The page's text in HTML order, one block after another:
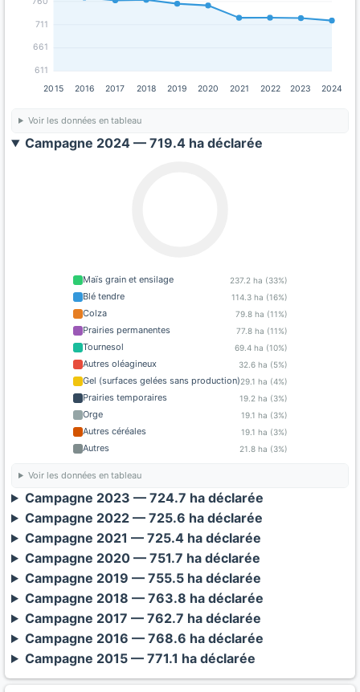
611
661
711
2015 2016 2017 2018 2019 2020 2021 2022 2023 2024
Voir les données en tableau
Campagne 2024 — 719.4 ha déclarée
Maïs grain et ensilage 237.2 ha (33%)
Blé tendre 114.3 ha (16%)
Colza 79.8 ha (11%)
Prairies permanentes 77.8 ha (11%)
Tournesol 69.4 ha (10%)
Autres oléagineux 32.6 ha (5%)
Gel (surfaces gelées sans production)29.1 ha (4%)
Prairies temporaires 19.2 ha (3%)
Orge 19.1 ha (3%)
Autres céréales 19.1 ha (3%)
Autres 21.8 ha (3%)
Voir les données en tableau
Campagne 2023 — 724.7 ha déclarée
Campagne 2022 — 725.6 ha déclarée
Campagne 2021 — 725.4 ha déclarée
Campagne 2020 — 751.7 ha déclarée
Campagne 2019 — 755.5 ha déclarée
Campagne 2018 — 763.8 ha déclarée
Campagne 2017 — 762.7 ha déclarée
Campagne 2016 — 768.6 ha déclarée
Campagne 2015 — 771.1 ha déclarée